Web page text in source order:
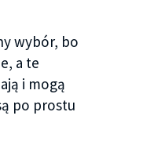
wybór, bo
a te
i mogą
po prostu